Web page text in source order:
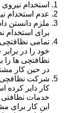
استخدام
عدم استخدام
ملزم دانستن
برای استخدام
تمامی
خود را در
نظافتچی ها را
در حین کار
شرکت نظافچی
کار دایر کرده
خدمات نظافتی
این کار برای